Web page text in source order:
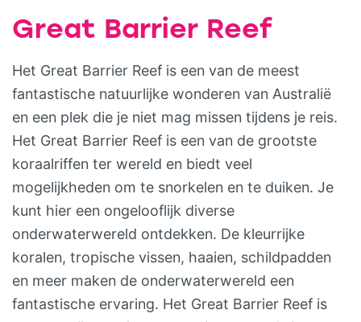
Great Barrier Reef
Het Great Barrier Reef is een van de meest
fantastische natuurlijke wonderen van Australië
en een plek die je niet mag missen tijdens je reis.
Het Great Barrier Reef is een van de grootste
koraalriffen ter wereld en biedt veel
mogelijkheden om te snorkelen en te duiken. Je
kunt hier een ongelooflijk diverse
onderwaterwereld ontdekken. De kleurrijke
koralen, tropische vissen, haaien, schildpadden
en meer maken de onderwaterwereld een
fantastische ervaring. Het Great Barrier Reef is